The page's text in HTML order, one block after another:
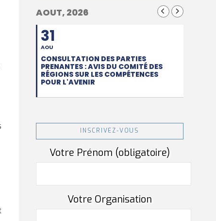
AOUT, 2026
31
AOU
CONSULTATION DES PARTIES
PRENANTES : AVIS DU COMITÉ DES
RÉGIONS SUR LES COMPÉTENCES
POUR L'AVENIR
INSCRIVEZ-VOUS
Votre Prénom (obligatoire)
Votre Organisation